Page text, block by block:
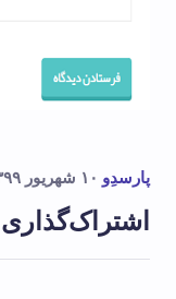
پارسدِو ۱۰ شهریور ۱۳۹۹
اشتراک‌گذاری